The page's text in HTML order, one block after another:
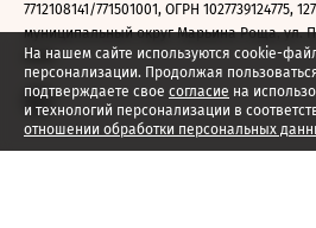
На нашем сайте используются cookie-
персонализации. Продолжая
подтверждаете свое согласие на
и технологий персонализации в
отношении обработки персональных
7712108141/771501001, ОГРН 1027739124775,
муниципальный округ Марьина Роща, ул.
2026